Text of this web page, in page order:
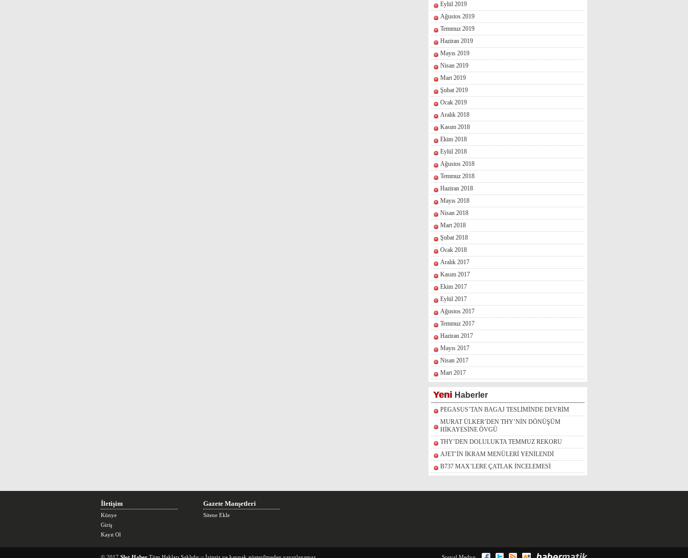
Eylül 2019
Ağustos 2019
Temmuz 2019
Haziran 2019
Mayıs 2019
Nisan 2019
Mart 2019
Şubat 2019
Ocak 2019
Aralık 2018
Kasım 2018
Ekim 2018
Eylül 2018
Ağustos 2018
Temmuz 2018
Haziran 2018
Mayıs 2018
Nisan 2018
Mart 2018
Şubat 2018
Ocak 2018
Aralık 2017
Kasım 2017
Ekim 2017
Eylül 2017
Ağustos 2017
Temmuz 2017
Haziran 2017
Mayıs 2017
Nisan 2017
Mart 2017
Yeni Haberler
PEGASUS’TAN BAGAJ TESLİMİNDE DEVRİM
MURAT ÜLKER’DEN THY’NİN DÖNÜŞÜM
HİKAYESİNE ÖVGÜ
THY’DEN DOLULUKTA TEMMUZ REKORU
AJET’İN İKRAM MENÜLERİ YENİLENDİ
B737 MAX’LERE ÇATLAK İNCELEMESİ
İletişim
Künye
Giriş
Kayıt Ol
Gazete Manşetleri
Sitene Ekle